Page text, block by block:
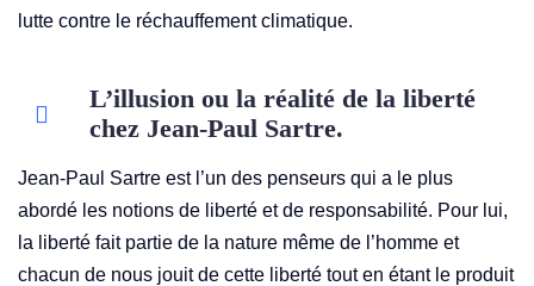
lutte contre le réchauffement climatique.
L’illusion ou la réalité de la liberté
chez Jean-Paul Sartre.
Jean-Paul Sartre est l’un des penseurs qui a le plus
abordé les notions de liberté et de responsabilité. Pour lui,
la liberté fait partie de la nature même de l’homme et
chacun de nous jouit de cette liberté tout en étant le produit